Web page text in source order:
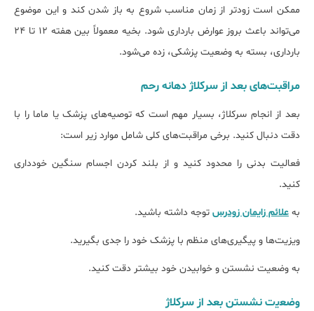
ممکن است زودتر از زمان مناسب شروع به باز شدن کند و این موضوع
می‌تواند باعث بروز عوارض بارداری شود. بخیه معمولاً بین هفته ۱۲ تا ۲۴
بارداری، بسته به وضعیت پزشکی، زده می‌شود.
مراقبت‌های بعد از سرکلاژ دهانه رحم
بعد از انجام سرکلاژ، بسیار مهم است که توصیه‌های پزشک یا ماما را با
دقت دنبال کنید. برخی مراقبت‌های کلی شامل موارد زیر است:
فعالیت بدنی را محدود کنید و از بلند کردن اجسام سنگین خودداری
کنید.
به علائم زایمان زودرس توجه داشته باشید.
ویزیت‌ها و پیگیری‌های منظم با پزشک خود را جدی بگیرید.
به وضعیت نشستن و خوابیدن خود بیش‎تر دقت کنید.
وﺿﻌﯾت نشستن بعد از سرکلاژ